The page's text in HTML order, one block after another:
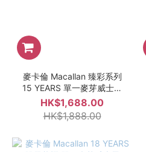
麥卡倫 Macallan 臻彩系列
15 YEARS 單一麥芽威士忌
700ml 禮盒裝
HK$1,688.00
HK$1,888.00